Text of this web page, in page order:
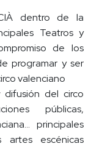
dentro de la
Teatros y
de los
programar y ser
valenciano
del circo
públicas,
principales
escénicas